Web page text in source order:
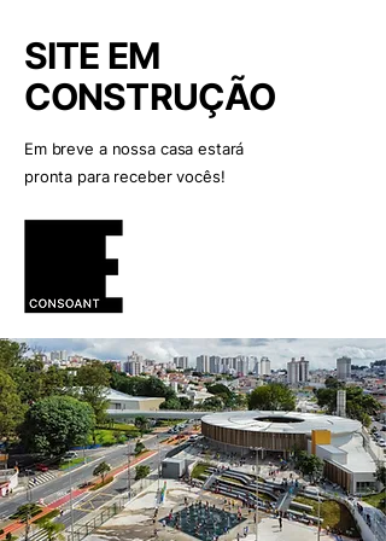
SITE EM
CONSTRUÇÃO
Em breve a nossa casa estará
pronta para receber vocês!